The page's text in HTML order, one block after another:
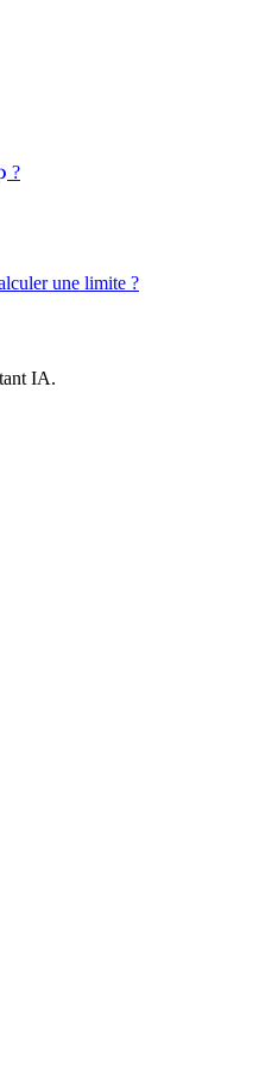
?
une limite ?
IA.